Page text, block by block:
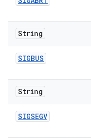
String
SIGBUS
String
SIGSEGV